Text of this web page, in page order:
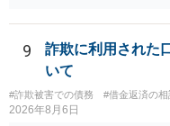
早ければ早いほどいいのは
ます。
9
詐欺に利用された
いて
#詐欺被害での債務 #借金返済の
2026年8月6日